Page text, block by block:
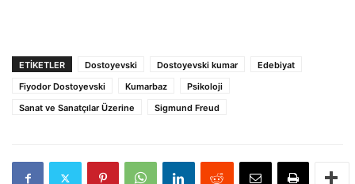
ETIKETLER Dostoyevski Dostoyevski kumar
Edebiyat
Fiyodor Dostoyevski
Kumarbaz
Psikoloji
Sanat ve Sanatçılar Üzerine
Sigmund Freud